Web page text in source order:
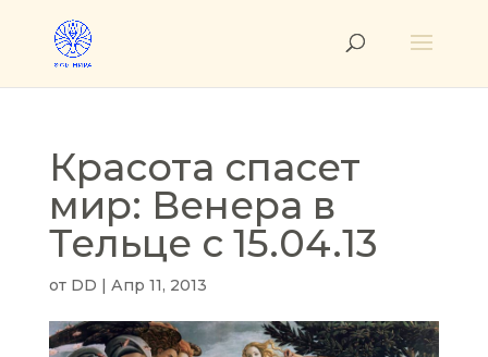
Красота спасет
мир: Венера в
Тельце с 15.04.13
от DD | Апр 11, 2013